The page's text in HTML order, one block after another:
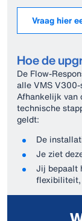
Vraag hier
Hoe de
De
alle VMS
Afhankelijk van
technische
geldt:
De
Je ziet
Jij bepaalt
flexibiliteit,